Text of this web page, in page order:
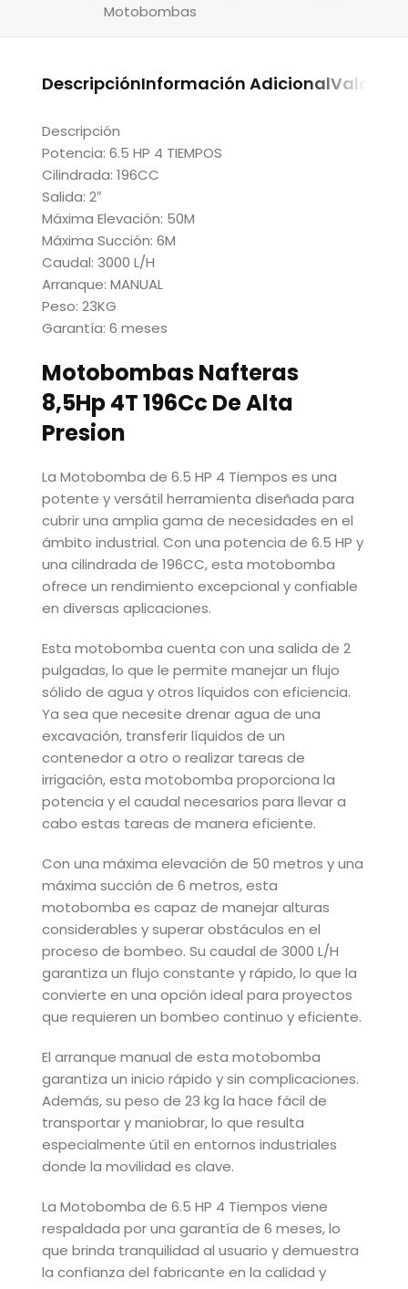
Motobombas
DescripciónInformación Adicional
Descripción
Potencia: 6.5 HP 4 TIEMPOS
Cilindrada: 196CC
Salida: 2″
Máxima Elevación: 50M
Máxima Succión: 6M
Caudal: 3000 L/H
Arranque: MANUAL
Peso: 23KG
Garantía: 6 meses
Motobombas Nafteras
8,5Hp 4T 196Cc De Alta
Presion
La Motobomba de 6.5 HP 4 Tiempos es una
potente y versátil herramienta diseñada para
cubrir una amplia gama de necesidades en el
ámbito industrial. Con una potencia de 6.5 HP y
una cilindrada de 196CC, esta motobomba
ofrece un rendimiento excepcional y confiable
en diversas aplicaciones.
Esta motobomba cuenta con una salida de 2
pulgadas, lo que le permite manejar un flujo
sólido de agua y otros líquidos con eficiencia.
Ya sea que necesite drenar agua de una
excavación, transferir líquidos de un
contenedor a otro o realizar tareas de
irrigación, esta motobomba proporciona la
potencia y el caudal necesarios para llevar a
cabo estas tareas de manera eficiente.
Con una máxima elevación de 50 metros y una
máxima succión de 6 metros, esta
motobomba es capaz de manejar alturas
considerables y superar obstáculos en el
proceso de bombeo. Su caudal de 3000 L/H
garantiza un flujo constante y rápido, lo que la
convierte en una opción ideal para proyectos
que requieren un bombeo continuo y eficiente.
El arranque manual de esta motobomba
garantiza un inicio rápido y sin complicaciones.
Además, su peso de 23 kg la hace fácil de
transportar y maniobrar, lo que resulta
especialmente útil en entornos industriales
donde la movilidad es clave.
La Motobomba de 6.5 HP 4 Tiempos viene
respaldada por una garantía de 6 meses, lo
que brinda tranquilidad al usuario y demuestra
la confianza del fabricante en la calidad y